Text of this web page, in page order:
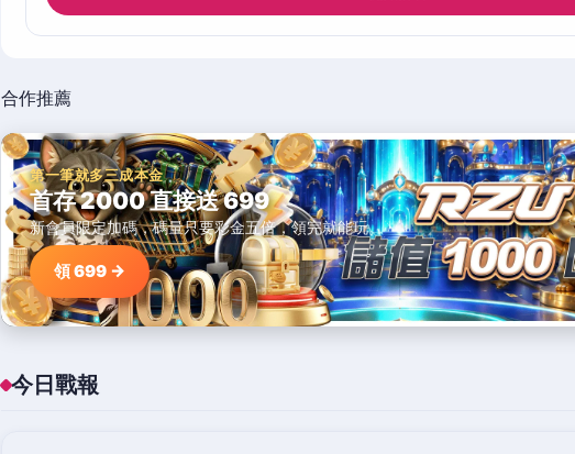
合作推薦
第一筆就多三成本金
首存 2000 直接送 699
新會員限定加碼，碼量只要彩金五倍，領完就能玩。
領 699 →
今日戰報